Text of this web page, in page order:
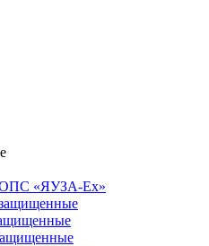
ОПС «ЯУЗА-Ех»